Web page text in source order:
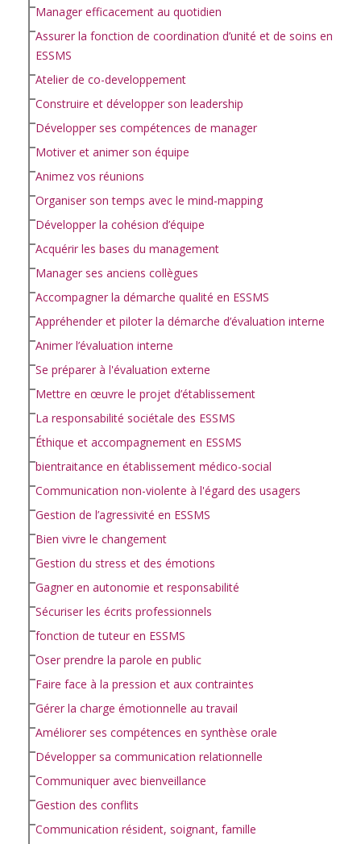
Manager efficacement au quotidien
Assurer la fonction de coordination d’unité et de soins en
ESSMS
Atelier de co-developpement
Construire et développer son leadership
Développer ses compétences de manager
Motiver et animer son équipe
Animez vos réunions
Organiser son temps avec le mind-mapping
Développer la cohésion d’équipe
Acquérir les bases du management
Manager ses anciens collègues
Accompagner la démarche qualité en ESSMS
Appréhender et piloter la démarche d’évaluation interne
Animer l’évaluation interne
Se préparer à l'évaluation externe
Mettre en œuvre le projet d’établissement
La responsabilité sociétale des ESSMS
Éthique et accompagnement en ESSMS
bientraitance en établissement médico-social
Communication non-violente à l'égard des usagers
Gestion de l’agressivité en ESSMS
Bien vivre le changement
Gestion du stress et des émotions
Gagner en autonomie et responsabilité
Sécuriser les écrits professionnels
fonction de tuteur en ESSMS
Oser prendre la parole en public
Faire face à la pression et aux contraintes
Gérer la charge émotionnelle au travail
Améliorer ses compétences en synthèse orale
Développer sa communication relationnelle
Communiquer avec bienveillance
Gestion des conflits
Communication résident, soignant, famille